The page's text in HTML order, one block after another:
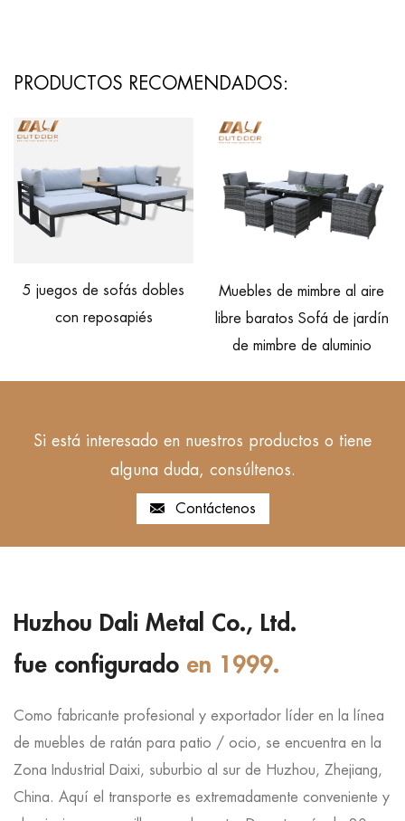
PRODUCTOS RECOMENDADOS:
de sofás dobles
reposapiés
Muebles de mimbre al aire
libre baratos Sofá de jardín
de mimbre de aluminio
Chaise
mimbre
Si está interesado en nuestros productos o tiene
alguna duda, consúltenos.
Contáctenos
Huzhou Dali Metal Co., Ltd.
fue configurado en 1999.
Como fabricante profesional y exportador líder en la línea
de muebles de ratán para patio / ocio, se encuentra en la
Zona Industrial Daixi, suburbio al sur de Huzhou, Zhejiang,
China. Aquí el transporte es extremadamente conveniente y